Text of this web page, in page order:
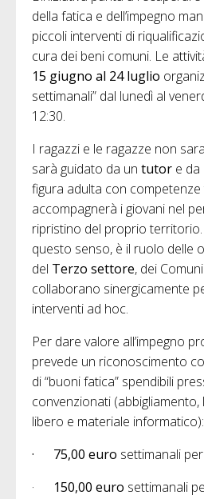
della fatica e dell’impegno
piccoli interventi di
cura dei beni comuni. Le
15 giugno al 24 luglio
settimanali” dal lunedì al
12:30.
I ragazzi e le ragazze non
sarà guidato da un tutor e da
figura adulta con
accompagnerà i giovani nel
ripristino del proprio
questo senso, è il ruolo delle
del Terzo settore, dei
collaborano sinergicamente
interventi ad hoc.
Per dare valore all’impegno
prevede un riconoscimento
di “buoni fatica” spendibili
convenzionati (abbigliamento,
libero e materiale informatico):
· 75,00 euro settimanali
· 150,00 euro settimanali